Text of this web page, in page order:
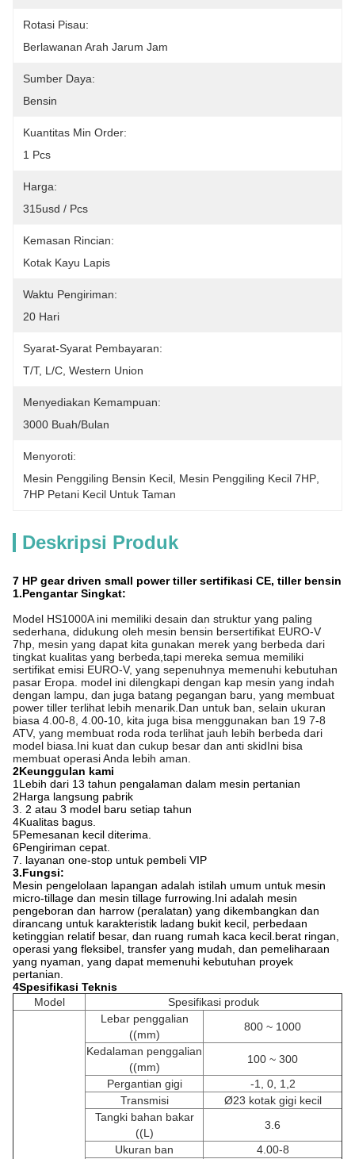
Rotasi Pisau:
Berlawanan Arah Jarum Jam
Sumber Daya:
Bensin
Kuantitas Min Order:
1 Pcs
Harga:
315usd / Pcs
Kemasan Rincian:
Kotak Kayu Lapis
Waktu Pengiriman:
20 Hari
Syarat-Syarat Pembayaran:
T/T, L/C, Western Union
Menyediakan Kemampuan:
3000 Buah/bulan
Menyoroti:
Mesin Penggiling Bensin Kecil Mesin Penggiling Kecil 7HP
7HP Petani Kecil Untuk Taman
Deskripsi Produk
7 HP gear driven small power tiller sertifikasi CE, tiller bensin
1.Pengantar Singkat:
Model HS1000A ini memiliki desain dan struktur yang paling
sederhana, didukung oleh mesin bensin bersertifikat EURO-V
7hp, mesin yang dapat kita gunakan merek yang berbeda dari
tingkat kualitas yang berbeda,tapi mereka semua memiliki
sertifikat emisi EURO-V, yang sepenuhnya memenuhi kebutuhan
pasar Eropa. model ini dilengkapi dengan kap mesin yang indah
dengan lampu, dan juga batang pegangan baru, yang membuat
power tiller terlihat lebih menarik.Dan untuk ban, selain ukuran
biasa 4.00-8, 4.00-10, kita juga bisa menggunakan ban 19 7-8
ATV, yang membuat roda roda terlihat jauh lebih berbeda dari
model biasa.Ini kuat dan cukup besar dan anti skidIni bisa
membuat operasi Anda lebih aman.
2Keunggulan kami
1Lebih dari 13 tahun pengalaman dalam mesin pertanian
2Harga langsung pabrik
3. 2 atau 3 model baru setiap tahun
4Kualitas bagus.
5Pemesanan kecil diterima.
6Pengiriman cepat.
7. layanan one-stop untuk pembeli VIP
3.Fungsi:
Mesin pengelolaan lapangan adalah istilah umum untuk mesin
micro-tillage dan mesin tillage furrowing.Ini adalah mesin
pengeboran dan harrow (peralatan) yang dikembangkan dan
dirancang untuk karakteristik ladang bukit kecil, perbedaan
ketinggian relatif besar, dan ruang rumah kaca kecil.berat ringan,
operasi yang fleksibel, transfer yang mudah, dan pemeliharaan
yang nyaman, yang dapat memenuhi kebutuhan proyek
pertanian.
4Spesifikasi Teknis
Model
Spesifikasi produk
Lebar penggalian
((mm)
800 ~ 1000
Kedalaman penggalian
((mm)
100 ~ 300
Pergantian gigi
-1, 0, 1,2
Transmisi
Ø23 kotak gigi kecil
Tangki bahan bakar
((L)
3.6
Ukuran ban
4.00-8